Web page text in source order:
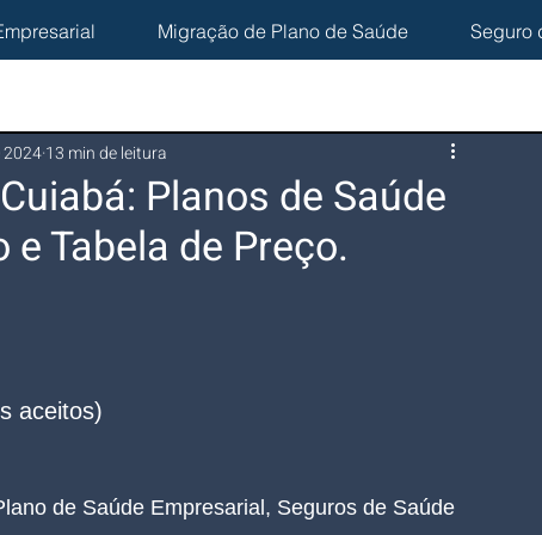
Migração de Plano de Saúde Seguro
Planos de Saúde
Tabela de Preço.
202413 min de leitura
aceitos)
de Saúde Empresarial, Seguros de Saúde